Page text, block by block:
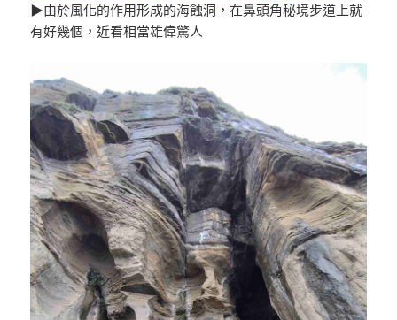
▶由於風化的作用形成的海蝕洞，在鼻頭角秘境步道上就
有好幾個，近看相當雄偉驚人